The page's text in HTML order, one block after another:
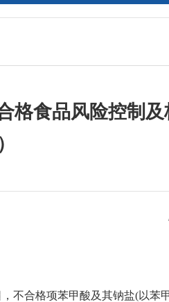
格食品风险控制
，不合格项苯甲酸及其钠盐(以苯